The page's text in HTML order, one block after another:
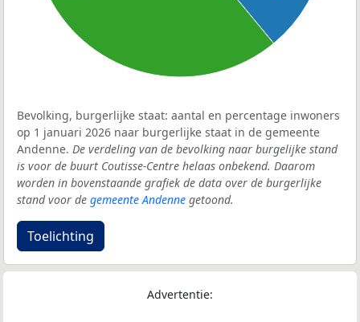
Bevolking, burgerlijke staat: aantal en percentage inwoners
op 1 januari 2026 naar burgerlijke staat in de gemeente
Andenne. De verdeling van de bevolking naar burgelijke stand
is voor de buurt Coutisse-Centre helaas onbekend. Daarom
worden in bovenstaande grafiek de data over de burgerlijke
stand voor de gemeente Andenne getoond.
Toelichting
Advertentie: